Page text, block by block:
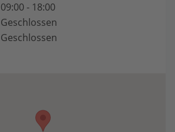
09:00 - 18:00
Geschlossen
Geschlossen